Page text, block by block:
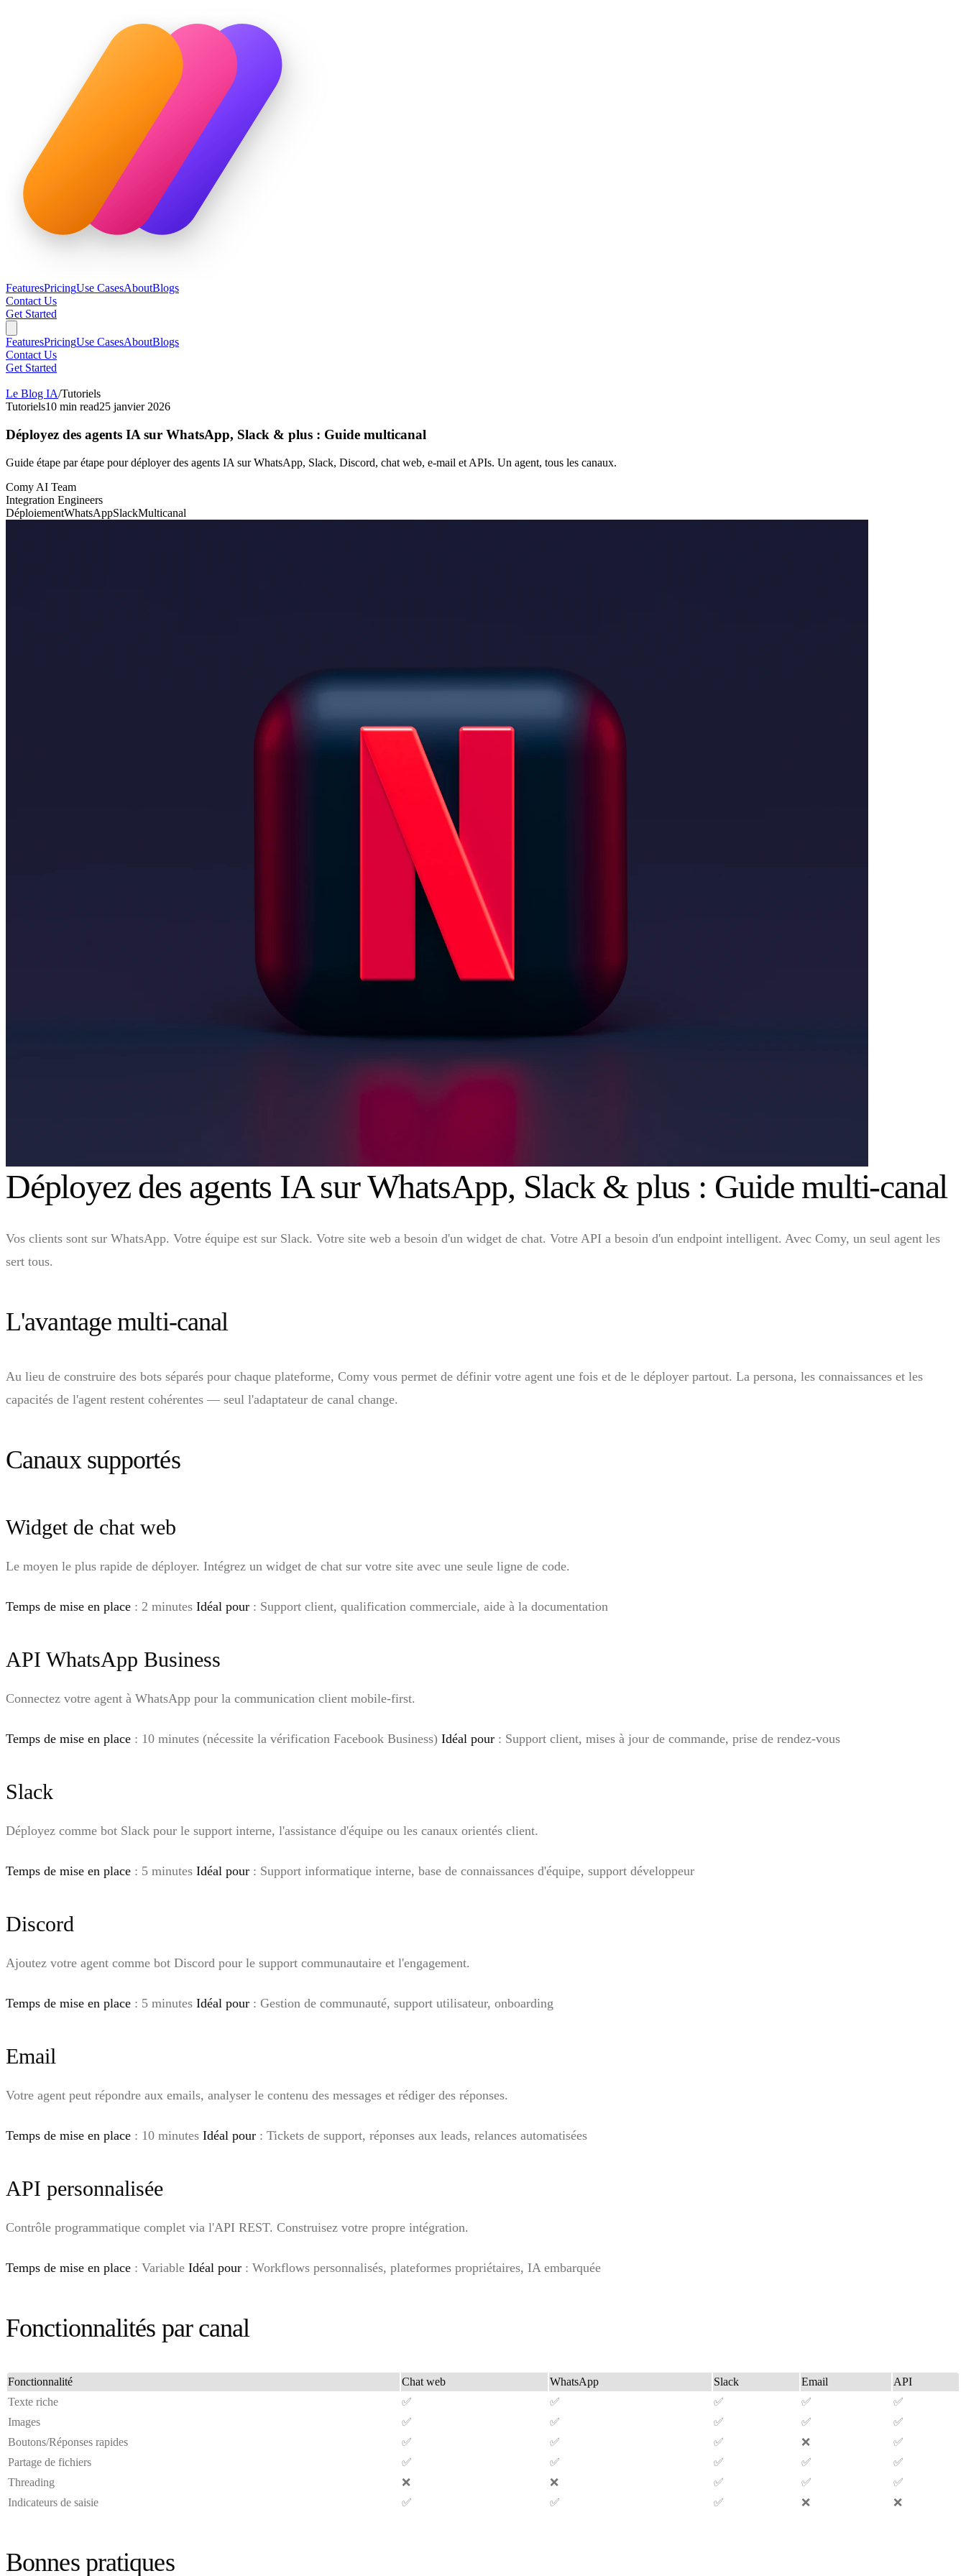
FeaturesPricingUse CasesAboutBlogs
Contact Us
Get Started
FeaturesPricingUse CasesAboutBlogs
Contact Us
Get Started
Le Blog IA/Tutoriels
Tutoriels10 min read25 janvier 2026
Déployez des agents IA sur WhatsApp, Slack & plus : Guide multicanal
Guide étape par étape pour déployer des agents IA sur WhatsApp, Slack, Discord, chat web, e-mail et APIs. Un agent, tous les canaux.
Comy AI Team
Integration Engineers
DéploiementWhatsAppSlackMulticanal
Déployez des agents IA sur WhatsApp, Slack & plus : Guide multi-canal
Vos clients sont sur WhatsApp. Votre équipe est sur Slack. Votre site web a besoin d'un widget de chat. Votre API a besoin d'un endpoint intelligent. Avec Comy, un seul agent les
sert tous.
L'avantage multi-canal
Au lieu de construire des bots séparés pour chaque plateforme, Comy vous permet de définir votre agent une fois et de le déployer partout. La persona, les connaissances et les
capacités de l'agent restent cohérentes — seul l'adaptateur de canal change.
Canaux supportés
Widget de chat web
Le moyen le plus rapide de déployer. Intégrez un widget de chat sur votre site avec une seule ligne de code.
Temps de mise en place : 2 minutes Idéal pour : Support client, qualification commerciale, aide à la documentation
API WhatsApp Business
Connectez votre agent à WhatsApp pour la communication client mobile-first.
Temps de mise en place : 10 minutes (nécessite la vérification Facebook Business) Idéal pour : Support client, mises à jour de commande, prise de rendez-vous
Slack
Déployez comme bot Slack pour le support interne, l'assistance d'équipe ou les canaux orientés client.
Temps de mise en place : 5 minutes Idéal pour : Support informatique interne, base de connaissances d'équipe, support développeur
Discord
Ajoutez votre agent comme bot Discord pour le support communautaire et l'engagement.
Temps de mise en place : 5 minutes Idéal pour : Gestion de communauté, support utilisateur, onboarding
Email
Votre agent peut répondre aux emails, analyser le contenu des messages et rédiger des réponses.
Temps de mise en place : 10 minutes Idéal pour : Tickets de support, réponses aux leads, relances automatisées
API personnalisée
Contrôle programmatique complet via l'API REST. Construisez votre propre intégration.
Temps de mise en place : Variable Idéal pour : Workflows personnalisés, plateformes propriétaires, IA embarquée
Fonctionnalités par canal
Fonctionnalité Chat web WhatsApp Slack Email
API
Texte riche
✅ ✅ ✅ ✅
✅
Images
✅ ✅ ✅ ✅
✅
Boutons/Réponses rapides
✅ ✅ ✅ ❌
✅
Partage de fichiers
✅ ✅ ✅ ✅
✅
Threading
❌ ❌ ✅ ✅
✅
Indicateurs de saisie
✅ ✅ ✅ ❌ ❌
Bonnes pratiques